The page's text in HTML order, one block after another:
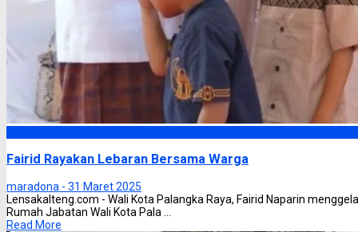
Fairid Rayakan Lebaran Bersama Warga
maradona - 31 Maret 2025
Lensakalteng.com - Wali Kota Palangka Raya, Fairid Naparin
Rumah Jabatan Wali Kota Pala ...
Read More